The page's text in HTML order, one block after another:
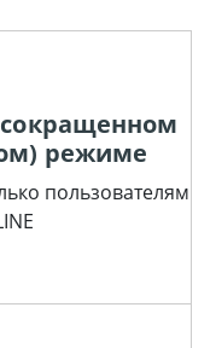
режиме
пользователям